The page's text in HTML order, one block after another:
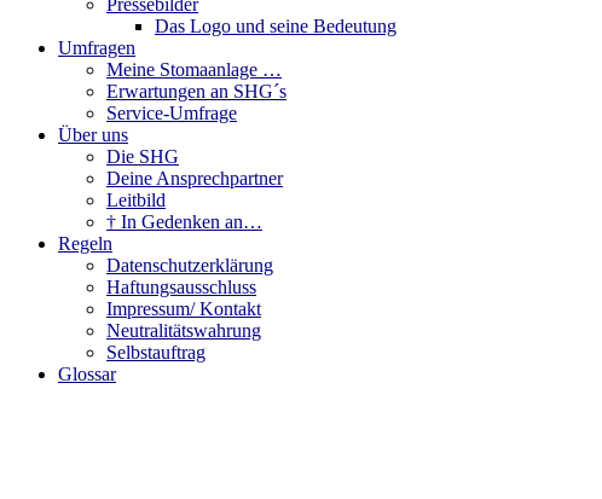
Das Logo und seine Bedeutung
Umfragen
Meine Stomaanlage …
Erwartungen an SHG´s
Service-Umfrage
Über uns
Die SHG
Deine Ansprechpartner
Leitbild
† In Gedenken an…
Regeln
Datenschutzerklärung
Haftungsausschluss
Impressum/ Kontakt
Neutralitätswahrung
Selbstauftrag
Glossar